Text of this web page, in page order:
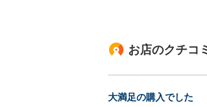
お店のクチコ
大満足の購入でした